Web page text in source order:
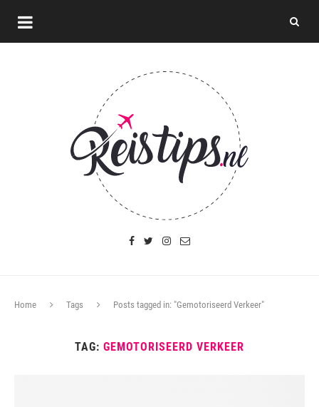
Home Tags Posts tagged in: "Gemotoriseerd Verkeer"
TAG: GEMOTORISEERD VERKEER